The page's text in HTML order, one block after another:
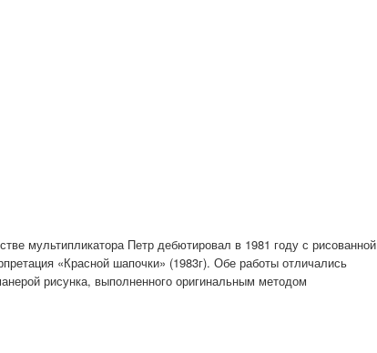
мультипликатора Петр дебютировал в 1981 году с рисованной
«Красной шапочки» (1983г). Обе работы отличались
рисунка, выполненного оригинальным методом